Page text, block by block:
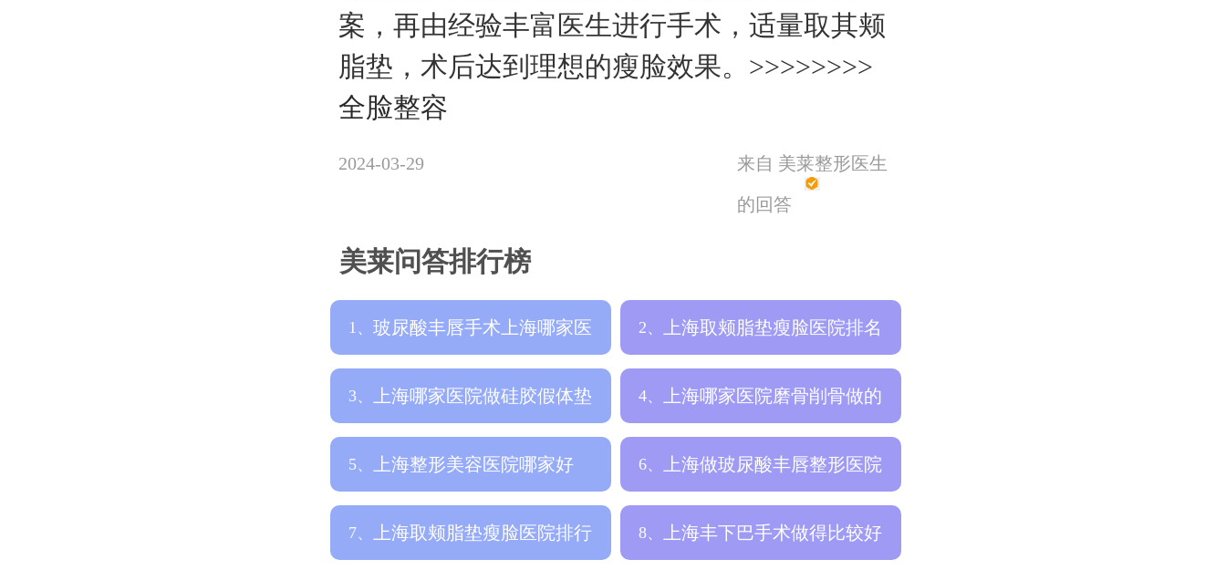
案，再由经验丰富医生进行手术，适量取其颊
脂垫，术后达到理想的瘦脸效果。>>>>>>>>
全脸整容
2024-03-29 来自 美莱整形医生
的回答
美莱问答排行榜
1、 玻尿酸丰唇手术上海哪家医
院做的效果好
2、 上海取颊脂垫瘦脸医院排名
公开，网友推
3、 上海哪家医院做硅胶假体垫
下巴比较好，
4、 上海哪家医院磨骨削骨做的
好，盘点知名
5、 上海整形美容医院哪家好
啊，哪家做酒窝
6、 上海做玻尿酸丰唇整形医院
哪里好，正规
7、 上海取颊脂垫瘦脸医院排行 8、 上海丰下巴手术做得比较好